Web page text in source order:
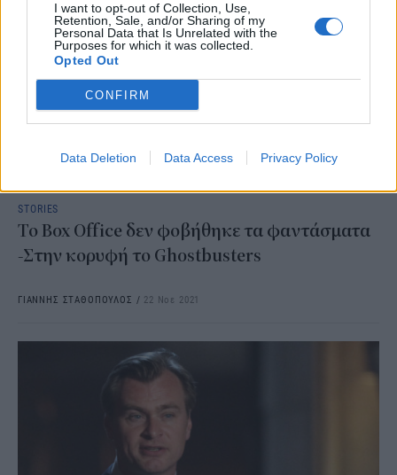
I want to opt-out of Collection, Use,
Retention, Sale, and/or Sharing of my
Personal Data that Is Unrelated with the
Purposes for which it was collected.
Opted Out
CONFIRM
Data Deletion Data Access Privacy Policy
STORIES
Το Box Office δεν φοβήθηκε τα φαντάσματα
-Στην κορυφή το Ghostbusters
ΓΙΑΝΝΗΣ ΣΤΑΘΟΠΟΥΛΟΣ / 22 Νοε 2021